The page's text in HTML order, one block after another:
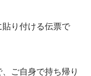
り付ける伝票で
ご自身で持ち帰り